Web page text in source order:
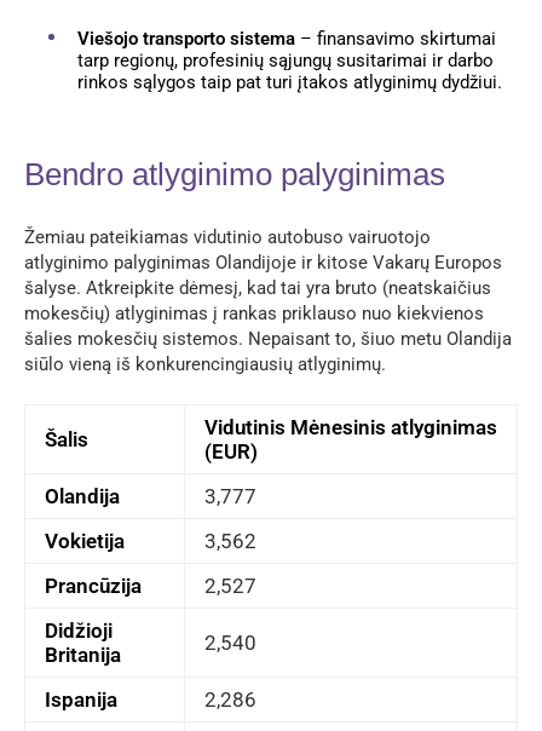
Viešojo transporto sistema – finansavimo skirtumai
tarp regionų, profesinių sąjungų susitarimai ir darbo
rinkos sąlygos taip pat turi įtakos atlyginimų dydžiui.
Bendro atlyginimo palyginimas
Žemiau pateikiamas vidutinio autobuso vairuotojo
atlyginimo palyginimas Olandijoje ir kitose Vakarų Europos
šalyse. Atkreipkite dėmesį, kad tai yra bruto (neatskaičius
mokesčių) atlyginimas į rankas priklauso nuo kiekvienos
šalies mokesčių sistemos. Nepaisant to, šiuo metu Olandija
siūlo vieną iš konkurencingiausių atlyginimų.
Šalis
Vidutinis Mėnesinis atlyginimas
(EUR)
Olandija
3,777
Vokietija
3,562
Prancūzija
2,527
Didžioji
Britanija
2,540
Ispanija
2,286